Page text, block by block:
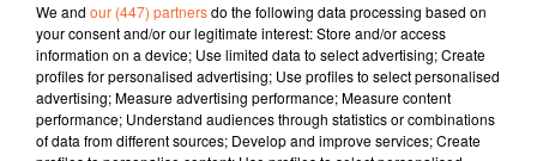
L'info près de chez vous
Bocapole théatre de la remise des trophées du bocage
bressuirais hier soir, l'occasion de mettre en lumière
celles et ceux qui participent au dynamisme de ce
We and our (447) partnersdo the following data processing based on
your consent and/or our legitimate interest: Store and/or access
information on a device; Use limited data to select advertising; Create
profiles for personalised advertising; Use profiles to select personalised
advertising; Measure advertising performance; Measure content
performance; Understand audiences through statistics or combinations
of data from different sources; Develop and improve services; Create